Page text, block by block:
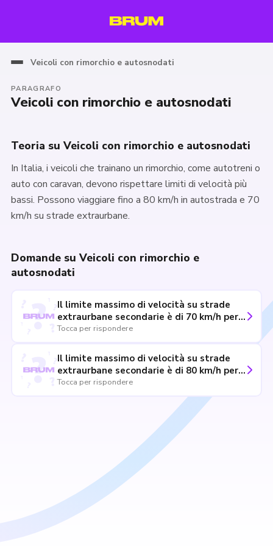
Veicoli con rimorchio e autosnodati
PARAGRAFO
Veicoli con rimorchio e autosnodati
Teoria su Veicoli con rimorchio e autosnodati
In Italia, i veicoli che trainano un rimorchio, come autotreni o
auto con caravan, devono rispettare limiti di velocità più
bassi. Possono viaggiare fino a 80 km/h in autostrada e 70
km/h su strade extraurbane.
Domande su Veicoli con rimorchio e
autosnodati
Il limite massimo di velocità su strade
extraurbane secondarie è di 70 km/h per
autotreni
Tocca per rispondere
Il limite massimo di velocità su strade
extraurbane secondarie è di 80 km/h per
autovettura che traina caravan da 750
Tocca per rispondere